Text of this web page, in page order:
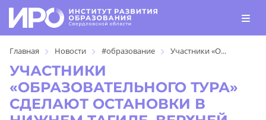
Главная Новости #образование Участники «О...
УЧАСТНИКИ
«ОБРАЗОВАТЕЛЬНОГО ТУРА»
СДЕЛАЮТ ОСТАНОВКИ В